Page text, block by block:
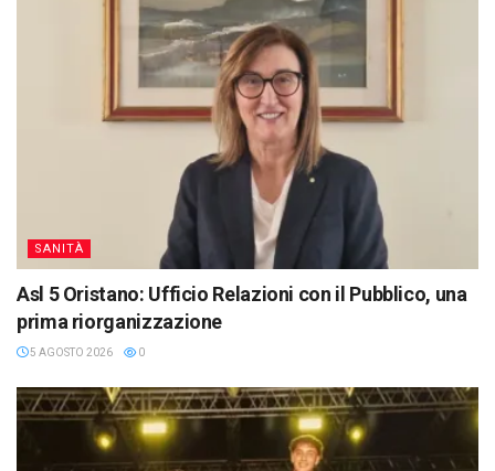
SANITÀ
Asl 5 Oristano: Ufficio Relazioni con il Pubblico, una
prima riorganizzazione
5 AGOSTO 2026 0